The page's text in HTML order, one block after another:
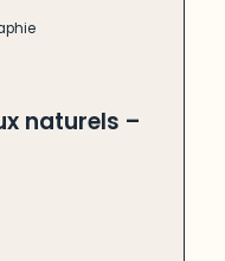
naturels –